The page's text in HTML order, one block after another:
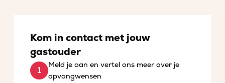
Kom in contact met jouw
gastouder
Meld je aan en vertel ons meer over je
opvangwensen